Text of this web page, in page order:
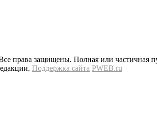
права защищены. Полная или частичная
Поддержка сайта PWEB.ru